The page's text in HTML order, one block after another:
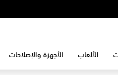
الألعاب الأجهزة والإصلاحات